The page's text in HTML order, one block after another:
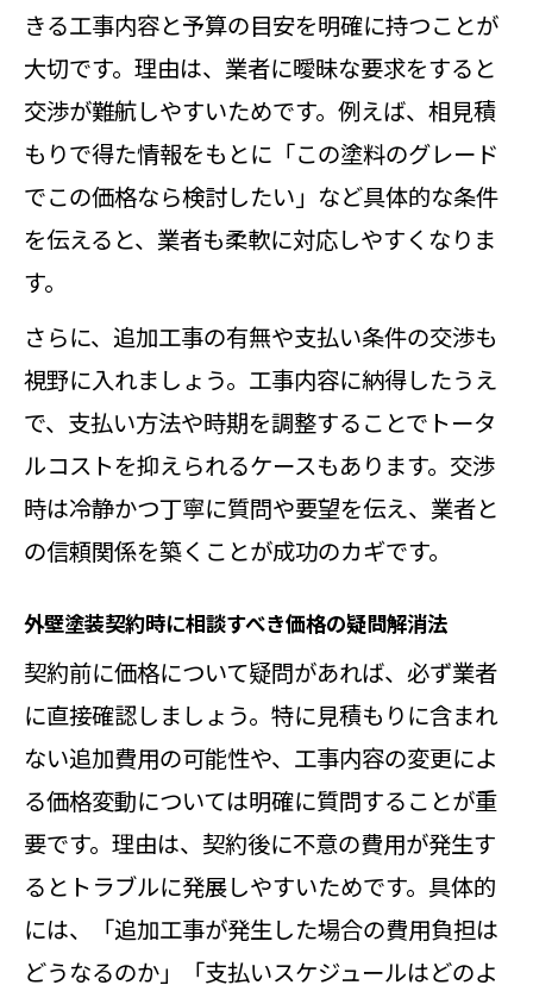
きる工事内容と予算の目安を明確に持つことが
大切です。理由は、業者に曖昧な要求をすると
交渉が難航しやすいためです。例えば、相見積
もりで得た情報をもとに「この塗料のグレード
でこの価格なら検討したい」など具体的な条件
を伝えると、業者も柔軟に対応しやすくなりま
す。
さらに、追加工事の有無や支払い条件の交渉も
視野に入れましょう。工事内容に納得したうえ
で、支払い方法や時期を調整することでトータ
ルコストを抑えられるケースもあります。交渉
時は冷静かつ丁寧に質問や要望を伝え、業者と
の信頼関係を築くことが成功のカギです。
外壁塗装契約時に相談すべき価格の疑問解消法
契約前に価格について疑問があれば、必ず業者
に直接確認しましょう。特に見積もりに含まれ
ない追加費用の可能性や、工事内容の変更によ
る価格変動については明確に質問することが重
要です。理由は、契約後に不意の費用が発生す
るとトラブルに発展しやすいためです。具体的
には、「追加工事が発生した場合の費用負担は
どうなるのか」「支払いスケジュールはどのよ